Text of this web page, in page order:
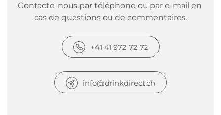
Contacte-nous par téléphone ou par e-mail en
cas de questions ou de commentaires.
+41 41 972 72 72
info@drinkdirect.ch